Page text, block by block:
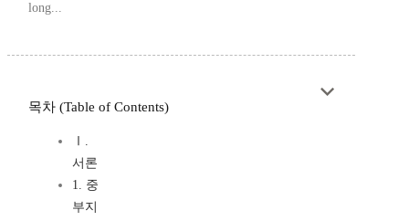
long...
목차 (Table of Contents)
Ⅰ.
서론
1. 중
부지